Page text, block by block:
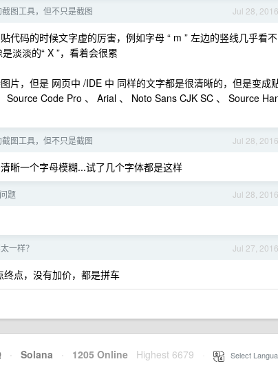
Jul 28, 2016
图工具，但不只是截图
代码的时候文字虚的厉害，例如字母 “ m ” 左边的竖线几乎看不
淡淡的“ X ”，看着会很累
片，但是 网页中 /IDE 中 同样的文字都是很清晰的，但是变成
Code Pro 、 Arial 、 Noto Sans CJK SC 、 Source
Jul 28, 2016
图工具，但不只是截图
晰一个字母模糊...试了几个字体都是这样
Jul 28, 2016
题
Jul 27, 2016
一样？
点，没有加价，都是拼车
· Solana · 1205 Online Highest 6679 Select